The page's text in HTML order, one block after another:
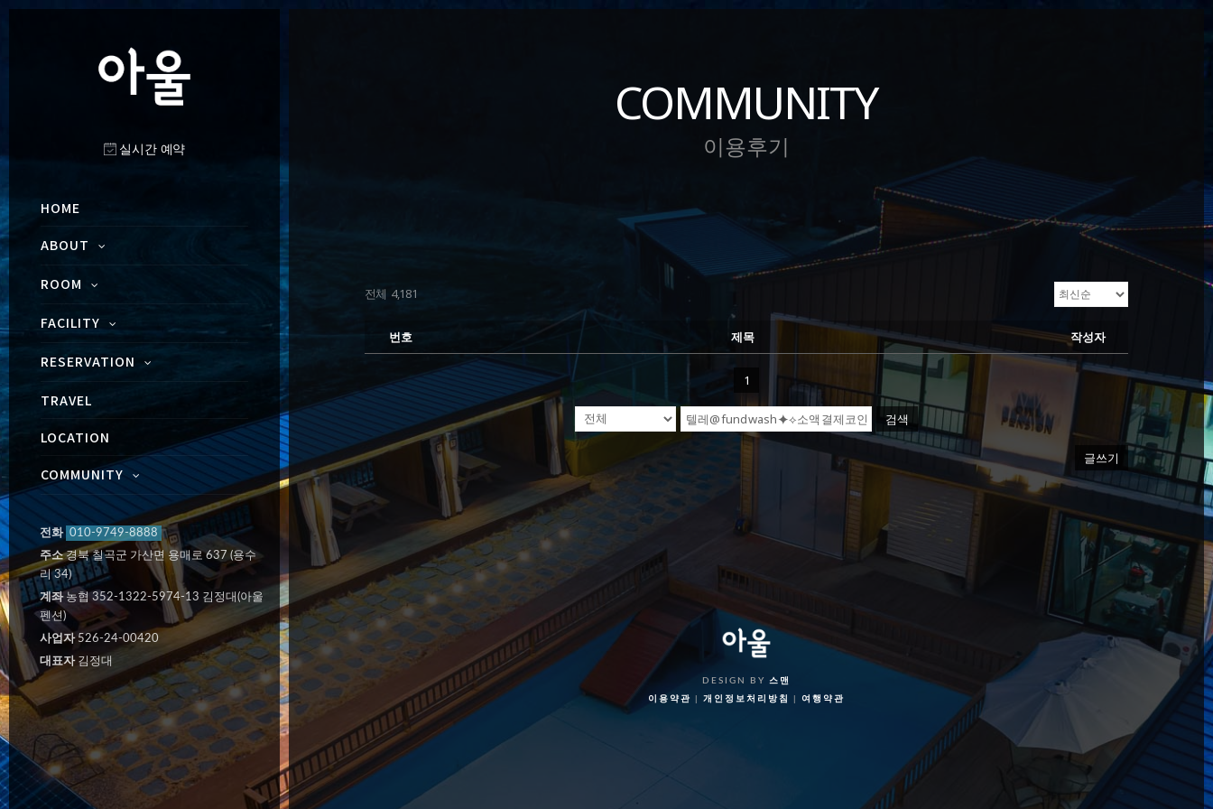
실시간 예약
HOME
ABOUT
ROOM
FACILITY
RESERVATION
TRAVEL
LOCATION
COMMUNITY
전화 010-9749-8888
주소경북 칠곡군 가산면 용매로 637 (용수
리 34)
계좌농협 352-1322-5974-13 김정대(아울
펜션)
사업자526-24-00420
대표자김정대
COMMUNITY
이용후기
전체 4,181
번호 제목 작성자
1
검색
글쓰기
DESIGN BY 스맨
이용약관
개인정보처리방침 여행약관